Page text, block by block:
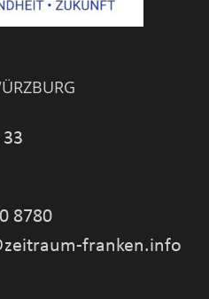
8780
franken.info